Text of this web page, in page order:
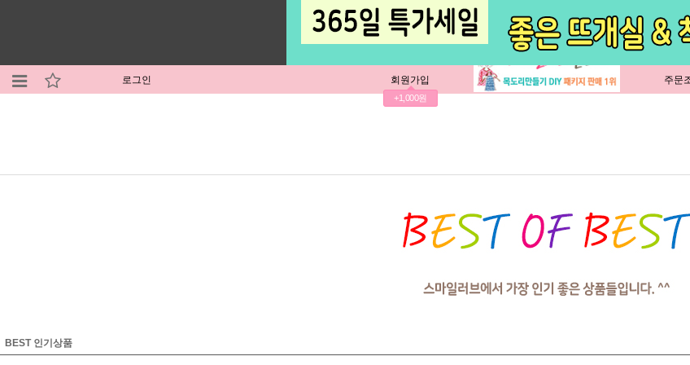
로그인 회원가입
+1,000원
주문
BEST 인기상품